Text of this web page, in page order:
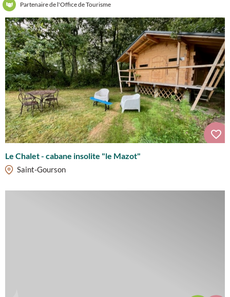
Partenaire de l'Office de Tourisme
Le Chalet - cabane insolite "le Mazot"
Saint-Gourson